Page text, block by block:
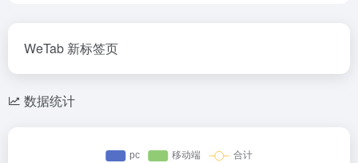
WeTab 新标签页
数据统计